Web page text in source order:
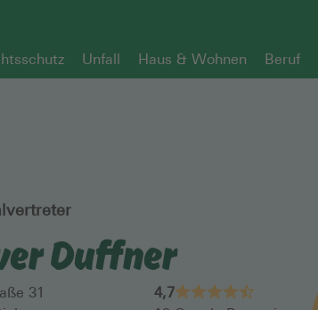
Unfall Haus & Wohnen Beruf
Duffner
31
4,7